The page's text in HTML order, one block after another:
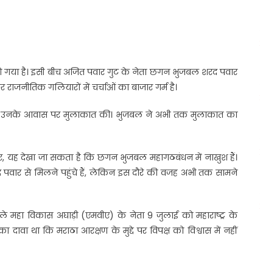
गया है। इसी बीच अजित पवार गुट के नेता छगन भुजबल शरद पवार
गलियारों में चर्चाओं का बाजार गर्म है।
से उनके आवास पर मुलाकात की। भुजबल ने अभी तक मुलाकात का
ओर, यह देखा जा सकता है कि छगन भुजबल महागठबंधन में नाखुश हैं।
पवार से मिलने पहुंचे हैं, लेकिन इस दौरे की वजह अभी तक सामने
महा विकास अघाड़ी (एमवीए) के नेता 9 जुलाई को महाराष्ट्र के
था कि मराठा आरक्षण के मुद्दे पर विपक्ष को विश्वास में नहीं